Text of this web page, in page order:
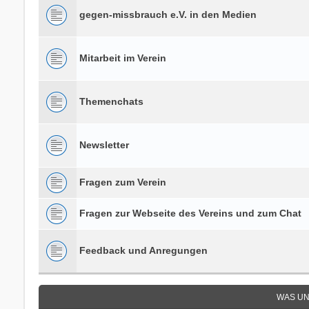
gegen-missbrauch e.V. in den Medien
Mitarbeit im Verein
Themenchats
Newsletter
Fragen zum Verein
Fragen zur Webseite des Vereins und zum Chat
Feedback und Anregungen
WAS